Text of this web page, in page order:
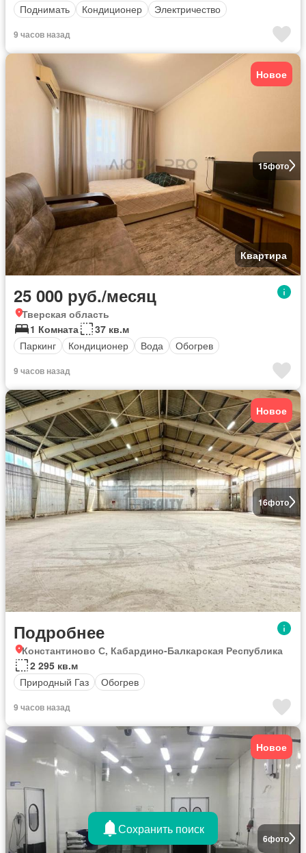
Поднимать
Кондиционер Электричество
9 часов назад
15фото
Новое
Квартира
25 000 руб./месяц
Тверская область
1 Комната
37 кв.м
Паркинг
Кондиционер Вода Обогрев
9 часов назад
16фото
Новое
Подробнее
Константиново С, Кабардино-Балкарская Республика
2 295 кв.м
Природный Газ
Обогрев
9 часов назад
6фото
Новое
Сохранить поиск